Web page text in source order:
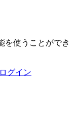
を使うことができ
グイン